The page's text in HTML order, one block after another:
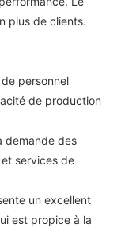
plus de clients.
personnel
de production
demande des
services de
un excellent
est propice à la